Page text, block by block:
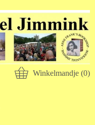
Winkelmandje (0)